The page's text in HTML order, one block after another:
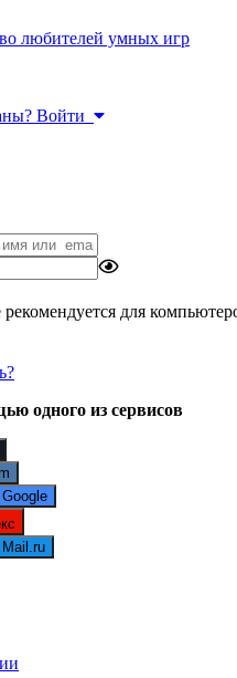
любителей умных игр
Войти
для
одного из сервисов